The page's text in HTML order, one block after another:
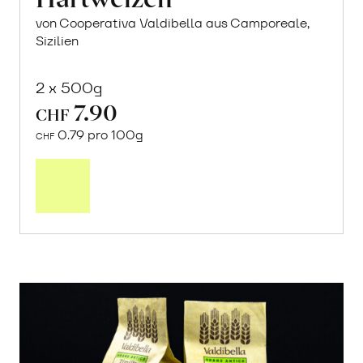
von Cooperativa Valdibella aus Camporeale,
Sizilien
2 x 500g
CHF 7.90
CHF 0.79 pro 100g